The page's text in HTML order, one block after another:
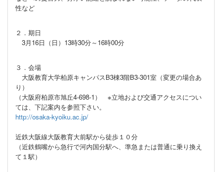
性など
２．期日
3月16日（日）13時30分～16時00分
３．会場
大阪教育大学柏原キャンパスB3棟3階B3-301室（変更の場合あ
り）
（大阪府柏原市旭丘4-698-1）
※立地および交通アクセスについ
ては、下記案内を参照下さい。
http://osaka-kyoiku.ac.jp/
近鉄大阪線大阪教育大前駅から徒歩１０分
（近鉄鶴嘴から急行で河内国分駅へ、準急または普通に乗り換え
て１駅）